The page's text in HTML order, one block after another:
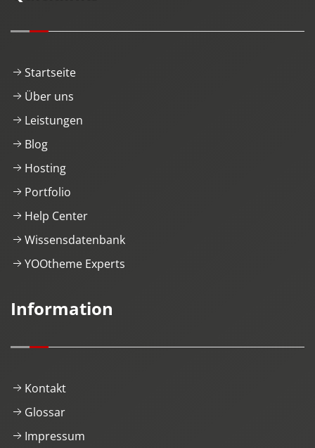
Startseite
Über uns
Leistungen
Blog
Hosting
Portfolio
Help Center
Wissensdatenbank
YOOtheme Experts
Information
Kontakt
Glossar
Impressum